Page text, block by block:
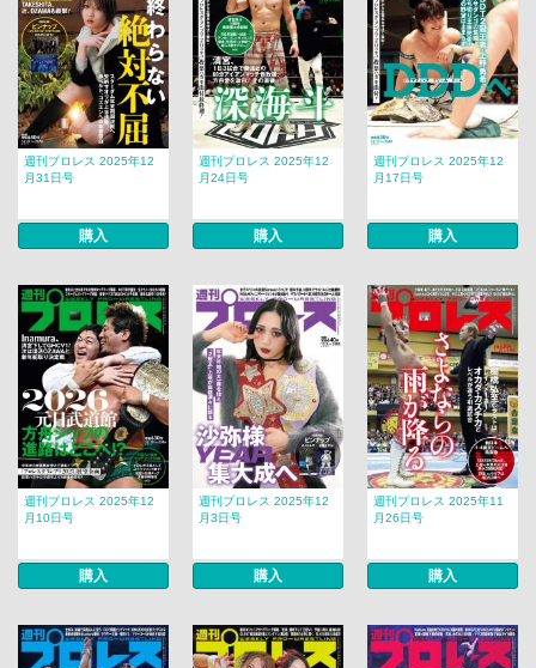
週刊プロレス 2025年12
月31日号
購入
週刊プロレス 2025年12
月24日号
購入
週刊プロレス 2025年12
月17日号
購入
週刊プロレス 2025年12
月10日号
購入
週刊プロレス 2025年12
月3日号
購入
週刊プロレス 2025年11
月26日号
購入